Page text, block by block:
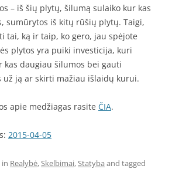
– iš šių plytų, šilumą sulaiko kur kas
sumūrytos iš kitų rūšių plytų. Taigi,
tai, ką ir taip, ko gero, jau spėjote
plytos yra puiki investicija, kuri
kas daugiau šilumos bei gauti
už ją ar skirti mažiau išlaidų kurui.
apie medžiagas rasite ČIA.
2015-04-05
Realybė,Skelbimai,Statyba and tagged